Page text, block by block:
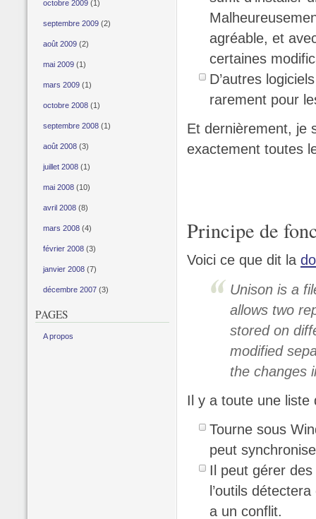
agréable, et
certaines
D’autres
rarement pour
Et dernièrement, je
exactement toutes
Principe de
Voici ce que dit la
Unison is a
allows two
stored on
modified
the changes
Il y a toute une liste
Tourne sous
peut
Il peut gérer
l’outils
a un conflit.
octobre 2009(1)
septembre 2009(2)
août 2009(2)
mai 2009(1)
mars 2009(1)
octobre 2008(1)
septembre 2008(1)
août 2008(3)
juillet 2008(1)
mai 2008(10)
avril 2008(8)
mars 2008(4)
février 2008(3)
janvier 2008(7)
décembre 2007(3)
PAGES
A propos